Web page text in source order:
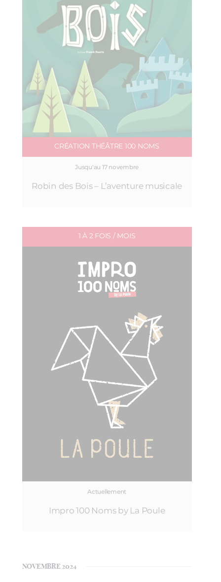
CRÉATION THÉÂTRE 100 NOMS
Jusqu'au 17 novembre
Robin des Bois – L’aventure musicale
1 À 2 FOIS / MOIS
Actuellement
Impro 100 Noms by La Poule
NOVEMBRE 2024